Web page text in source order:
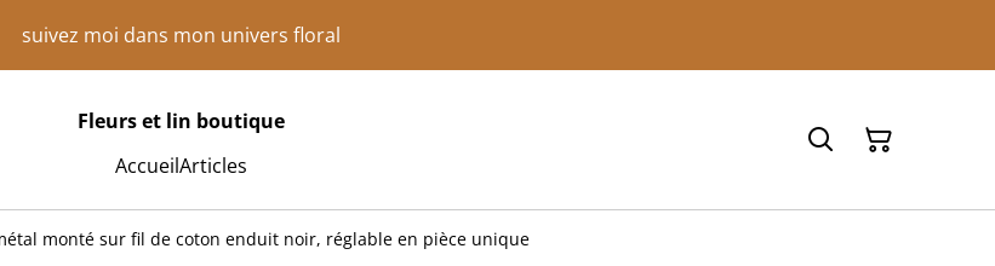
suivez moi dans mon univers floral
Fleurs et lin boutique
AccueilArticles
monté sur fil de coton enduit noir, réglable en pièce unique